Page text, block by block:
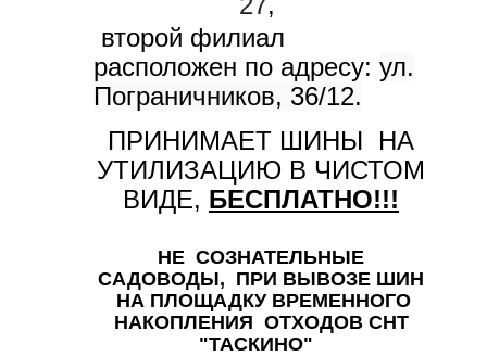
второй филиал
расположен по адресу: ул.
Пограничников, 36/12.
ПРИНИМАЕТ ШИНЫ НА
УТИЛИЗАЦИЮ В ЧИСТОМ
ВИДЕ, БЕСПЛАТНО!!!
НЕ СОЗНАТЕЛЬНЫЕ
САДОВОДЫ, ПРИ ВЫВОЗЕ ШИН
НА ПЛОЩАДКУ ВРЕМЕННОГО
НАКОПЛЕНИЯ ОТХОДОВ СНТ
"ТАСКИНО"